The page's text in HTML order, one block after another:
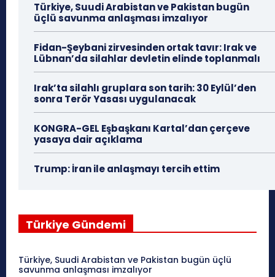
Türkiye, Suudi Arabistan ve Pakistan bugün
üçlü savunma anlaşması imzalıyor
Fidan-Şeybani zirvesinden ortak tavır: Irak ve
Lübnan’da silahlar devletin elinde toplanmalı
Irak’ta silahlı gruplara son tarih: 30 Eylül’den
sonra Terör Yasası uygulanacak
KONGRA-GEL Eşbaşkanı Kartal’dan çerçeve
yasaya dair açıklama
Trump: İran ile anlaşmayı tercih ettim
Türkiye Gündemi
Türkiye, Suudi Arabistan ve Pakistan bugün üçlü
savunma anlaşması imzalıyor